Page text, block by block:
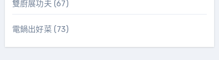
雙廚展功夫 (67)
電鍋出好菜 (73)